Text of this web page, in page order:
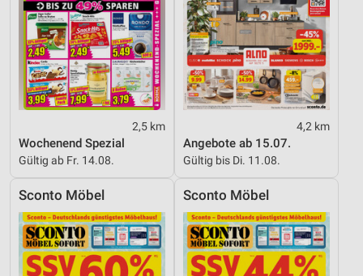
2,5 km
Wochenend Spezial
Gültig ab Fr. 14.08.
4,2 km
Angebote ab 15.07.
Gültig bis Di. 11.08.
Sconto Möbel Sconto Möbel